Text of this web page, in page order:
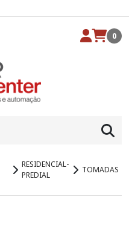
0
RESIDENCIAL-
PREDIAL
TOMADAS